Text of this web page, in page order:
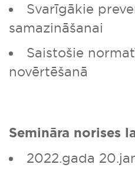
Svarīgākie
samazināšanai
Saistošie
novērtēšanā
Semināra norises
2022.gada